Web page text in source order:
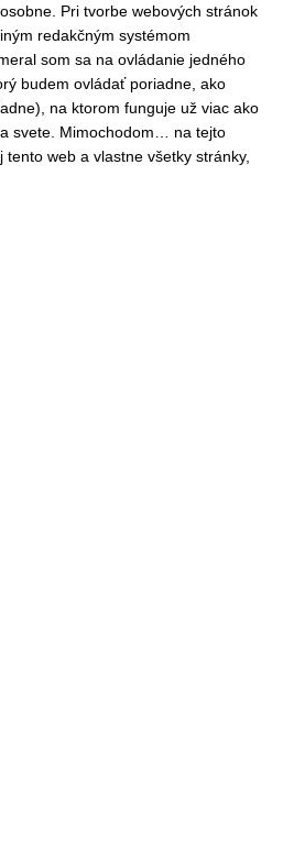
Pri tvorbe webových stránok
redakčným systémom
som sa na ovládanie jedného
budem ovládať poriadne, ako
na ktorom funguje už viac ako
svete. Mimochodom… na tejto
web a vlastne všetky stránky,